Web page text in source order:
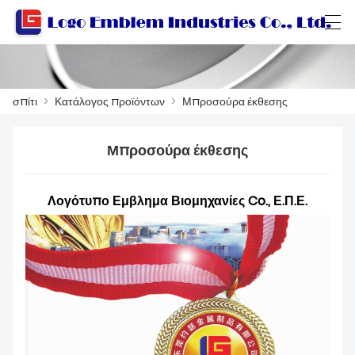
ΕΡΓΑΣΤΗΡΙ
ΣΧΕΤΙΚΆ ΜΕ ΕΜΆΣ
ΕΠΙΚΟΙΝΩΝΉΣΤΕ ΜΑΖΊ ΜΑΣ
ΚΑΤΆΛΟΓΟΣ ΠΡΟΪΌΝΤΩΝ
العربية Български Català
σπίτι > Κατάλογος προϊόντων > Μπροσούρα έκθεσης
Μπροσούρα έκθεσης
Λογότυπο Εμβλημα Βιομηχανίες Co., Ε.Π.Ε.